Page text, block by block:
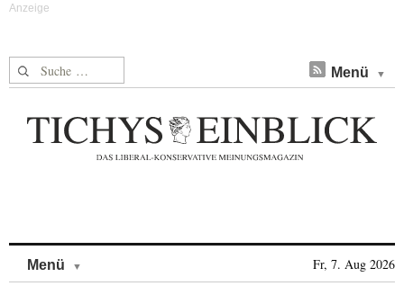
Suche nach: Menü
Menü Fr, 7. Aug 2026